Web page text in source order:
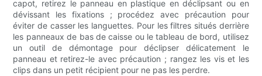
capot, retirez le panneau en plastique en déclipsant ou en
dévissant les fixations ; procédez avec précaution pour
éviter de casser les languettes. Pour les filtres situés derrière
les panneaux de bas de caisse ou le tableau de bord, utilisez
un outil de démontage pour déclipser délicatement le
panneau et retirez-le avec précaution ; rangez les vis et les
clips dans un petit récipient pour ne pas les perdre.